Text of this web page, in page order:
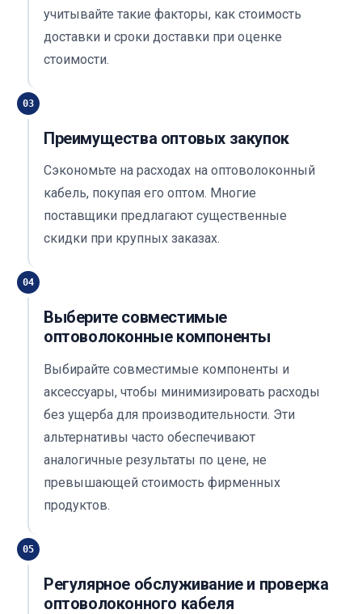
учитывайте такие факторы, как стоимость
доставки и сроки доставки при оценке
стоимости.
03
Преимущества оптовых закупок
Сэкономьте на расходах на оптоволоконный
кабель, покупая его оптом. Многие
поставщики предлагают существенные
скидки при крупных заказах.
04
Выберите совместимые
оптоволоконные компоненты
Выбирайте совместимые компоненты и
аксессуары, чтобы минимизировать расходы
без ущерба для производительности. Эти
альтернативы часто обеспечивают
аналогичные результаты по цене, не
превышающей стоимость фирменных
продуктов.
05
Регулярное обслуживание и проверка
оптоволоконного кабеля